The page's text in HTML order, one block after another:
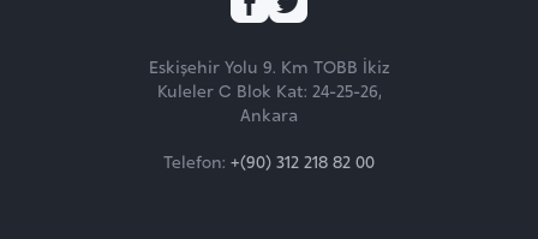
TAKİP EDİN
ZİYARET EDİN
Eskişehir Yolu 9. Km TOBB İkiz
Kuleler C Blok Kat: 24-25-26,
Ankara
Telefon: +(90) 312 218 82 00